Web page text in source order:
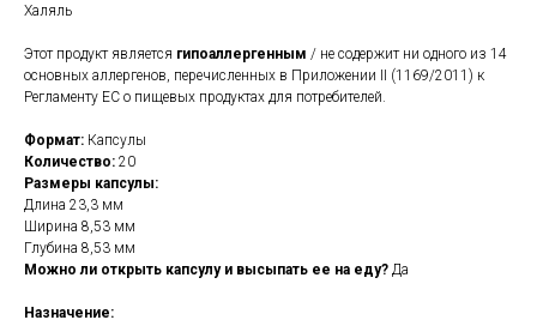
Халяль
Этот продукт является гипоаллергенным / не содержит ни одного из 14
основных аллергенов, перечисленных в Приложении II (1169/2011) к
Регламенту ЕС о пищевых продуктах для потребителей.
Формат: Капсулы
Количество: 20
Размеры капсулы:
Длина 23,3 мм
Ширина 8,53 мм
Глубина 8,53 мм
Можно ли открыть капсулу и высыпать ее на еду? Да
Назначение: